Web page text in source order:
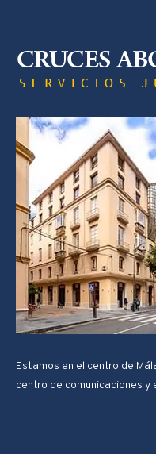
Estamos en el centro de
centro de comunicaciones